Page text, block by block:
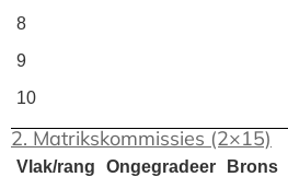
8
9
10
2. Matrikskommissies (2×15)
Vlak/rang Ongegradeer Brons